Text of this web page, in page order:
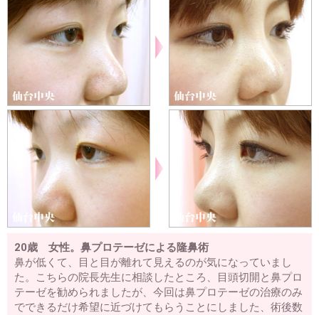
20歳 女性。鼻プロテーゼによる隆鼻術
鼻が低くて、目と目が離れて見えるのが気になっていまし
た。こちらの院長先生に相談したところ、目頭切開と鼻プロ
テーゼを勧められましたが、今回は鼻プロテーゼの治療のみ
でできるだけ希望に近づけてもらうことにしました、術後数